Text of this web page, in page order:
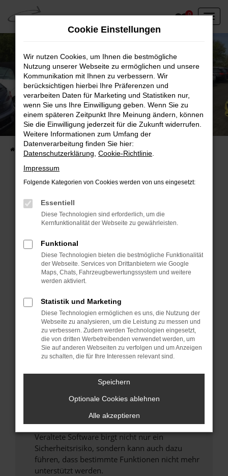
Zum
Hauptinhalt
springen
0
Unser Fahrzeugbestand vor Ort
Entdecken Sie unsere sofort verfügbaren
Fahrzeugangebote
Fehler: Network Error
Beim Laden ist ein Fehler aufgetreten.
Hier sind ein paar Tipps, die dir helfen können:
Überprüfe deine Firewall und deine
Internetverbindung.
Laden andere Webseiten, zum Beispiel deine
Suchmaschine?
Manche Erweiterungen, wie Werbeblocker,
können das Laden bestimmter Seiten
verhindern. Funktioniert die Seite in einem
anderen Browser oder in einem privaten
Fenster?
Das kann manchmal helfen, vorübergehende
Probleme zu beheben.
Stelle sicher, dass dein Browser und dein
Betriebssystem auf dem neuesten Stand
sind.
Veraltete Software birgt nicht nur ein
Sicherheitsrisiko, sondern kann auch dazu
führen, dass bestimmte Funktionen nicht mehr
unterstützt werden.
Cookie Einstellungen
Wir nutzen Cookies, um Ihnen die bestmögliche
Nutzung unserer Webseite zu ermöglichen und unsere
Kommunikation mit Ihnen zu verbessern. Wir
berücksichtigen hierbei Ihre Präferenzen und
verarbeiten Daten für Marketing und Statistiken nur,
wenn Sie uns Ihre Einwilligung geben. Wenn Sie zu
einem späteren Zeitpunkt Ihre Meinung ändern, können
Sie die Einwilligung jederzeit für die Zukunft widerrufen.
Weitere Informationen zum Umfang der
Datenverarbeitung finden Sie hier:
Datenschutzerklärung Cookie-Richtlinie
Impressum
Folgende Kategorien von Cookies werden von uns eingesetzt:
Essentiell
Diese Technologien sind erforderlich, um die
Kernfunktionalität der Webseite zu gewährleisten.
Funktional
Diese Technologien bieten die bestmögliche Funktionalität
der Webseite. Services von Drittanbietern wie Google
Maps, Chats, Fahrzeugbewertungssystem und weitere
werden aktiviert.
Statistik und Marketing
Diese Technologien ermöglichen es uns, die Nutzung der
Webseite zu analysieren, um die Leistung zu messen und
zu verbessern. Zudem werden Technologien eingesetzt,
die von dritten Werbetreibenden verwendet werden, um
Sie auf anderen Webseiten zu verfolgen und um Anzeigen
zu schalten, die für Ihre Interessen relevant sind.
Speichern
Optionale Cookies ablehnen
Alle akzeptieren